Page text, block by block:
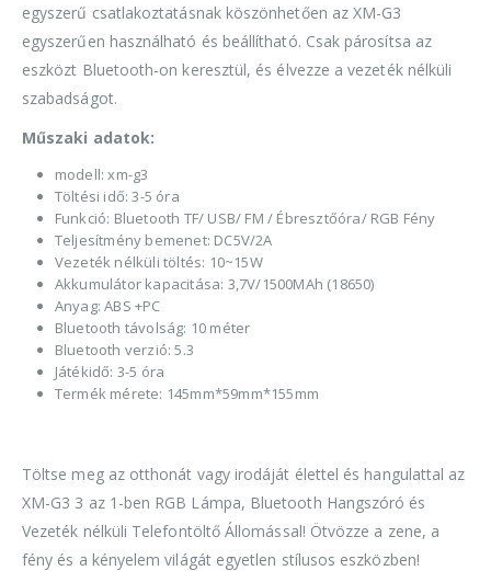
egyszerű csatlakoztatásnak köszönhetően az XM-G3
egyszerűen használható és beállítható. Csak párosítsa az
eszközt Bluetooth-on keresztül, és élvezze a vezeték nélküli
szabadságot.
Műszaki adatok:
modell: xm-g3
Töltési idő: 3-5 óra
Funkció: Bluetooth TF/ USB/ FM / Ébresztőóra/ RGB Fény
Teljesítmény bemenet: DC5V/2A
Vezeték nélküli töltés: 10~15W
Akkumulátor kapacitása: 3,7V/1500MAh (18650)
Anyag: ABS +PC
Bluetooth távolság: 10 méter
Bluetooth verzió: 5.3
Játékidő: 3-5 óra
Termék mérete: 145mm*59mm*155mm
Töltse meg az otthonát vagy irodáját élettel és hangulattal az
XM-G3 3 az 1-ben RGB Lámpa, Bluetooth Hangszóró és
Vezeték nélküli Telefontöltő Állomással! Ötvözze a zene, a
fény és a kényelem világát egyetlen stílusos eszközben!